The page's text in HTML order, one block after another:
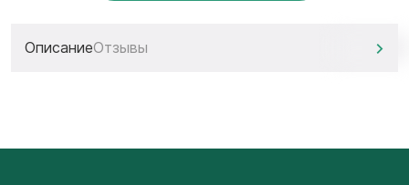
ОписаниеОтзывы